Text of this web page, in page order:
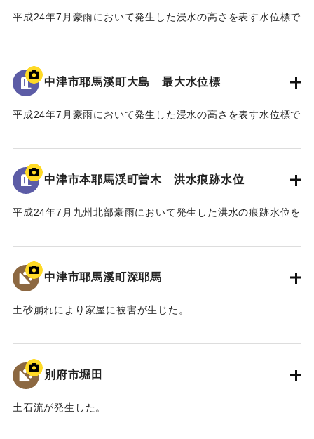
受けた。
河川管理者である国土交通省においても、「橋を存置して
の整備は、流下阻害の大きなリスクを伴うことから、新橋へ
の架替が望ましい」との考えであった。
な構成要素であり、下流の耶馬溪橋、羅漢寺橋とともに「耶
馬3橋」として全国的にも文化財的価値の高い構造物であるこ
とから、馬溪橋の架替については、文化庁の文化審議会、中
水対策については地域合意が前提」として、治水や文化財等
の学識者を交えた「山国川治水対策検討委員会」を設置し、
平成27年1月から平成28年3月にわたり、架替を含む複数の治
最終的に、「馬溪橋を存置して、河道掘削と川幅拡幅、堤
防整備を行う」治水対策案を、模型実験により地元住民と確
認し合意を経て、整備方針として決定した。
景観保全など多分野にわたる検討を、国土交通省、中津市な
平成24年7月豪雨において発生した浸水の高さを表す水位標で
地面から85cmの位置に水位が示されている。
｜固有コード: 09922067
中津市耶馬溪町大島 最大水位標
平成24年7月豪雨において発生した浸水の高さを表す水位標で
地面から0.9メートルの位置に水位が示されている。
｜固有コード: 09922066
中津市本耶馬渓町曽木 洪水痕跡水位
平成24年7月九州北部豪雨において発生した洪水の痕跡水位を
青の禅海橋のたもとに設置してある。
｜固有コード: 09922065
中津市耶馬溪町深耶馬
土砂崩れにより家屋に被害が生じた。
｜固有コード:09922064
別府市堀田
土石流が発生した。